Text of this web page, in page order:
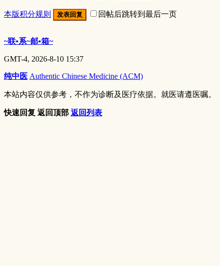
本版积分规则 发表回复 回帖后跳转到最后一页
~联•系~邮•箱~
GMT-4, 2026-8-10 15:37
纯中医 Authentic Chinese Medicine (ACM)
本站内容仅供参考，不作为诊断及医疗依据。就医请遵医嘱。
快速回复 返回顶部 返回列表